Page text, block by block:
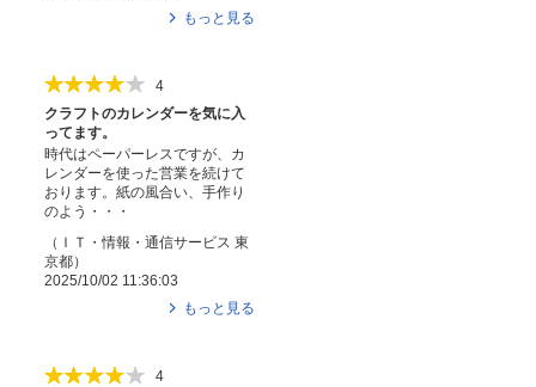
もっと見る
4
クラフトのカレンダーを気に入
ってます。
時代はペーパーレスですが、カ
レンダーを使った営業を続けて
おります。紙の風合い、手作り
のよう・・・
（ ＩＴ・情報・通信サービス 東
京都）
2025/10/02 11:36:03
もっと見る
4